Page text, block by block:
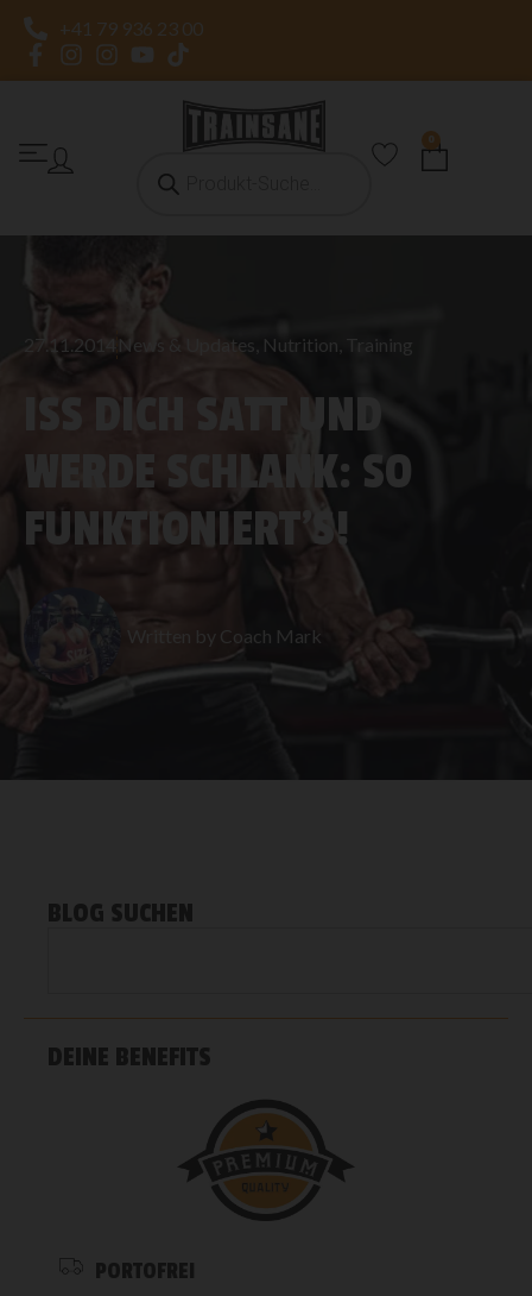
+41 79 936 23 00
0
27.11.2014 News & Updates Nutrition Training
ISS DICH SATT UND
WERDE SCHLANK: SO
FUNKTIONIERT’S!
Written by Coach Mark
BLOG SUCHEN
DEINE BENEFITS
PORTOFREI